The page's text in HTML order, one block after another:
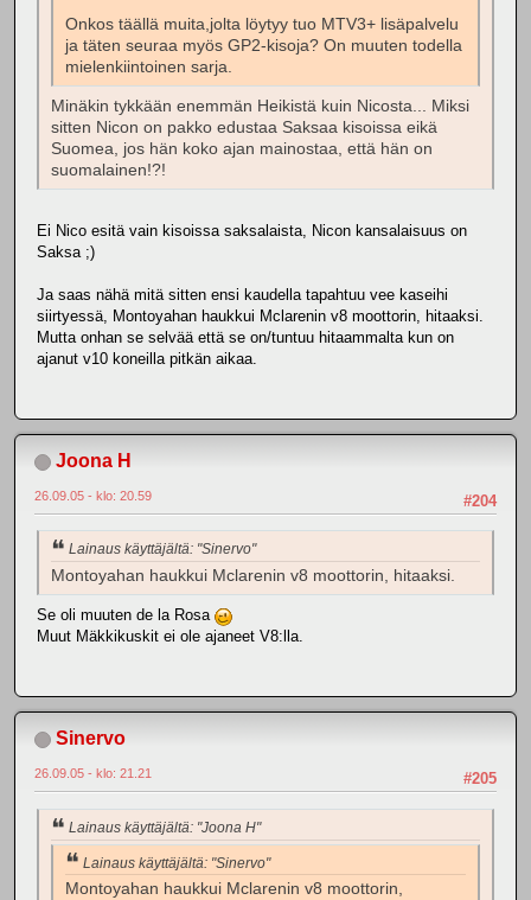
Onkos täällä muita,jolta löytyy tuo MTV3+ lisäpalvelu
ja täten seuraa myös GP2-kisoja? On muuten todella
mielenkiintoinen sarja.
Minäkin tykkään enemmän Heikistä kuin Nicosta... Miksi
sitten Nicon on pakko edustaa Saksaa kisoissa eikä
Suomea, jos hän koko ajan mainostaa, että hän on
suomalainen!?!
Ei Nico esitä vain kisoissa saksalaista, Nicon kansalaisuus on
Saksa ;)
Ja saas nähä mitä sitten ensi kaudella tapahtuu vee kaseihi
siirtyessä, Montoyahan haukkui Mclarenin v8 moottorin, hitaaksi.
Mutta onhan se selvää että se on/tuntuu hitaammalta kun on
ajanut v10 koneilla pitkän aikaa.
Joona H
#204
26.09.05 - klo: 20.59
Lainaus käyttäjältä: "Sinervo"
Montoyahan haukkui Mclarenin v8 moottorin, hitaaksi.
Se oli muuten de la Rosa
Muut Mäkkikuskit ei ole ajaneet V8:lla.
Sinervo
#205
26.09.05 - klo: 21.21
Lainaus käyttäjältä: "Joona H"
Lainaus käyttäjältä: "Sinervo"
Montoyahan haukkui Mclarenin v8 moottorin,